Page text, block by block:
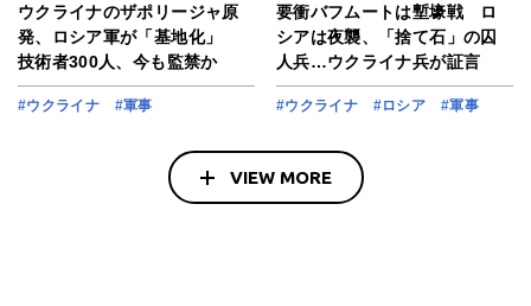
ウクライナのザポリージャ原
発、ロシア軍が「基地化」
技術者300人、今も監禁か
#ウクライナ #軍事
要衝バフムートは塹壕戦 ロ
シアは夜襲、「捨て石」の囚
人兵…ウクライナ兵が証言
#ウクライナ #ロシア #軍事
VIEW MORE